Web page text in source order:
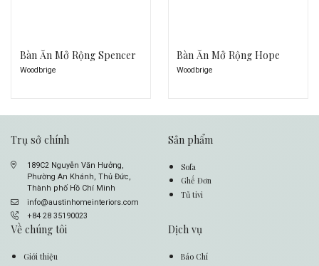
Bàn Ăn Mở Rộng Spencer
Woodbrige
Bàn Ăn Mở Rộng Hope
Woodbrige
Trụ sở chính
189C2 Nguyễn Văn Hưởng,
Phường An Khánh, Thủ Đức,
Thành phố Hồ Chí Minh
info@austinhomeinteriors.com
+84 28 35190023
Sản phẩm
Sofa
Ghế Đơn
Tủ tivi
Về chúng tôi
Giới thiệu
Dịch vụ
Báo Chí